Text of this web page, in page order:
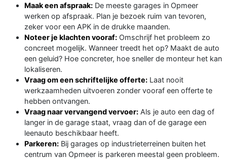
Maak een afspraak: De meeste garages in Opmeer
werken op afspraak. Plan je bezoek ruim van tevoren,
zeker voor een APK in de drukke maanden.
Noteer je klachten vooraf: Omschrijf het probleem zo
concreet mogelijk. Wanneer treedt het op? Maakt de auto
een geluid? Hoe concreter, hoe sneller de monteur het kan
lokaliseren.
Vraag om een schriftelijke offerte: Laat nooit
werkzaamheden uitvoeren zonder vooraf een offerte te
hebben ontvangen.
Vraag naar vervangend vervoer: Als je auto een dag of
langer in de garage staat, vraag dan of de garage een
leenauto beschikbaar heeft.
Parkeren: Bij garages op industrieterreinen buiten het
centrum van Opmeer is parkeren meestal geen probleem.